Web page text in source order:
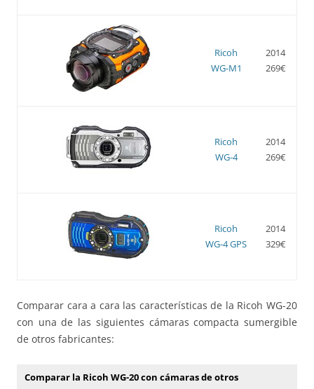
Ricoh
WG-M1
2014
269€
Ricoh
WG-4
2014
269€
Ricoh
WG-4 GPS
2014
329€
Comparar cara a cara las características de la Ricoh WG-20
con una de las siguientes cámaras compacta sumergible
de otros fabricantes:
Comparar la Ricoh WG-20 con cámaras de otros